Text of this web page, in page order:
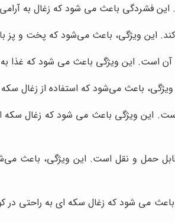
فشردگی باعث می شود که زغال به آرامی
این ویژگی، باعث می‌شود که پخت و پز
است. این ویژگی باعث می شود که غذا
باعث می‌شود که استفاده از زغال
است. این ویژگی باعث می شود که زغال
حمل و نقل است. این ویژگی، باعث
می شود که زغال سکه ای به راحتی در